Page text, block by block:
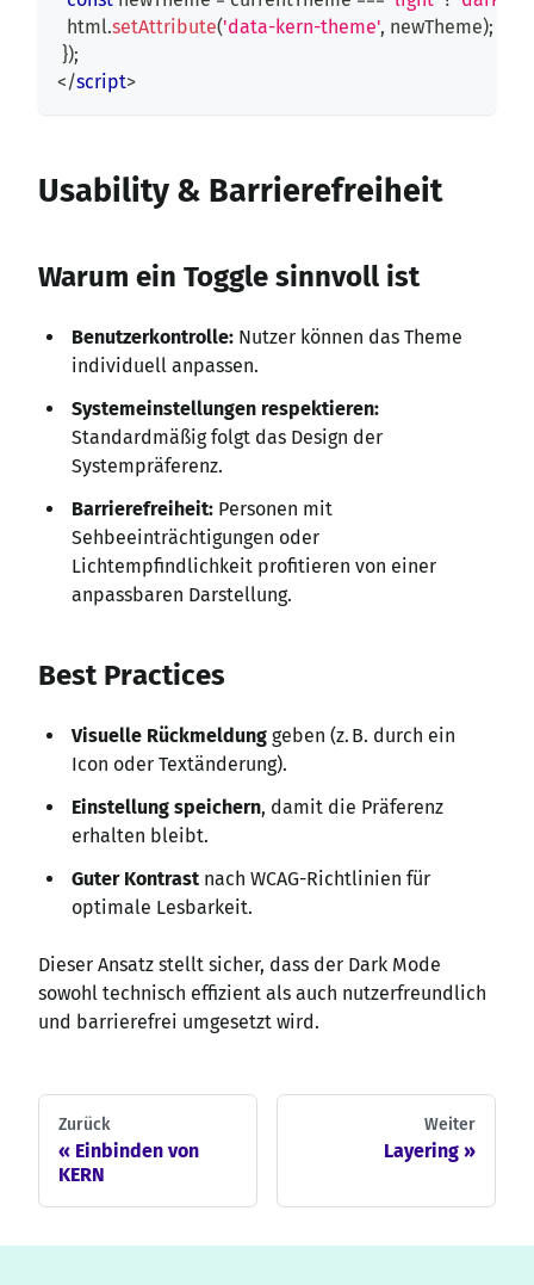
  html
.setAttribute('data-kern-theme', newTheme);
});
</script>
Usability & Barrierefreiheit
Warum ein Toggle sinnvoll ist
Benutzerkontrolle: Nutzer können das Theme
individuell anpassen.
Systemeinstellungen respektieren:
Standardmäßig folgt das Design der
Systempräferenz.
Barrierefreiheit: Personen mit
Sehbeeinträchtigungen oder
Lichtempfindlichkeit profitieren von einer
anpassbaren Darstellung.
Best Practices
Visuelle Rückmeldung geben (z. B. durch ein
Icon oder Textänderung).
Einstellung speichern, damit die Präferenz
erhalten bleibt.
Guter Kontrast nach WCAG-Richtlinien für
optimale Lesbarkeit.
Dieser Ansatz stellt sicher, dass der Dark Mode
sowohl technisch effizient als auch nutzerfreundlich
und barrierefrei umgesetzt wird.
Zurück
Einbinden von
KERN
Weiter
Layering